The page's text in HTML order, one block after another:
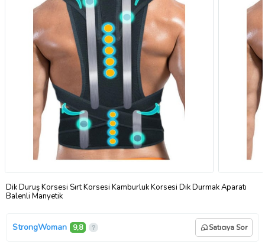
Dik Duruş Korsesi Sırt Korsesi Kamburluk Korsesi Dik Durmak Aparatı
Balenli Manyetik
StrongWoman 9,8 Satıcıya Sor